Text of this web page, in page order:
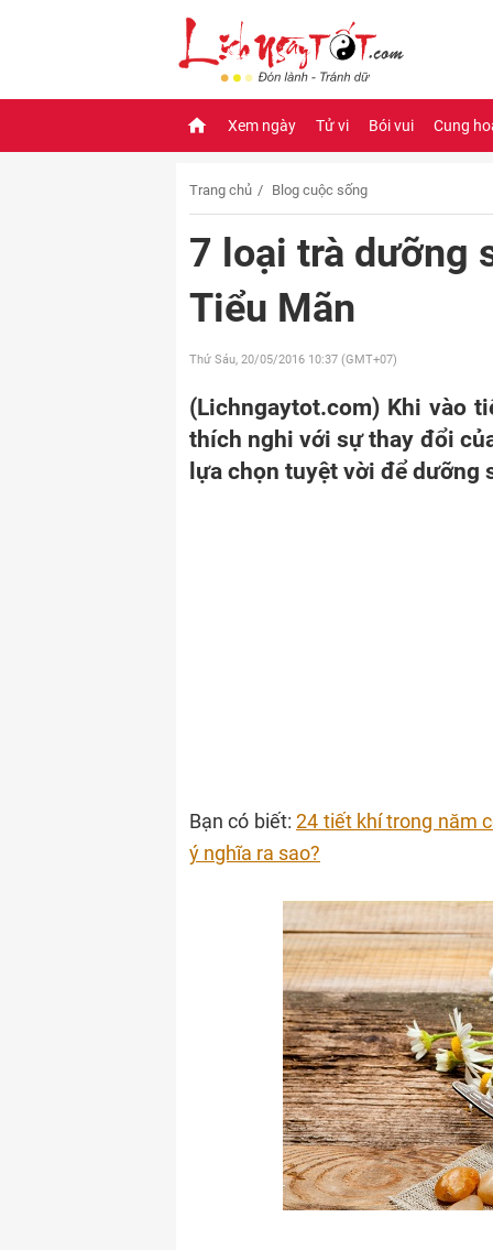
Xem ngày Tử vi Bói vui Cung
Trang chủ Blog cuộc sống
7 loại trà dưỡng
Tiểu Mãn
Thứ Sáu, 20/05/2016 10:37 (GMT+07)
(Lichngaytot.com) Khi vào
thích nghi với sự thay đổi
lựa chọn tuyệt vời để dưỡng
Bạn có biết:24 tiết khí trong năm
ý nghĩa ra sao?